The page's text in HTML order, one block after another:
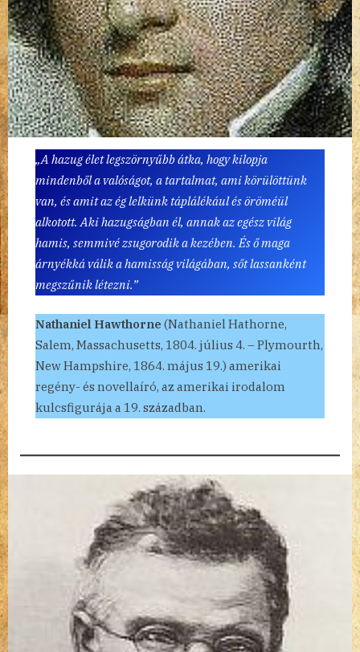
„A hazug élet legszörnyűbb átka, hogy kilopja
mindenből a valóságot, a tartalmat, ami körülöttünk
van, és amit az ég lelkünk táplálékául és öröméül
alkotott. Aki hazugságban él, annak az egész világ
hamis, semmivé zsugorodik a kezében. És ő maga
árnyékká válik a hamisság világában, sőt lassanként
megszűnik létezni.”
Nathaniel Hawthorne (Nathaniel Hathorne,
Salem, Massachusetts, 1804. július 4. – Plymourth,
New Hampshire, 1864. május 19.) amerikai
regény- és novellaíró, az amerikai irodalom
kulcsfigurája a 19. században.